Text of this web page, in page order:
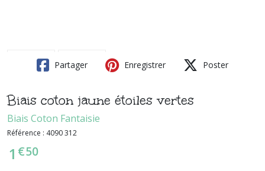
Partager Enregistrer Poster
Biais coton jaune étoiles vertes
Biais Coton Fantaisie
Référence : 4090 312
1 €50